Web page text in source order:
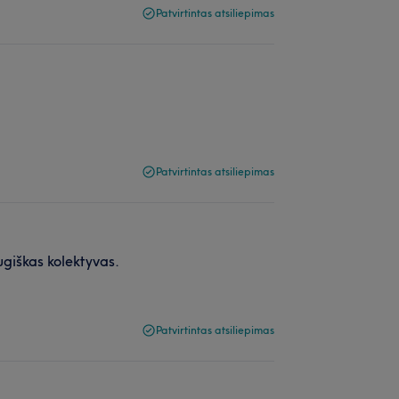
Patvirtintas atsiliepimas
Patvirtintas atsiliepimas
kolektyvas.
Patvirtintas atsiliepimas